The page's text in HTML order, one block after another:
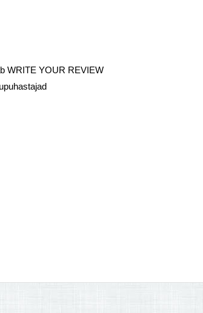
WRITE YOUR REVIEW